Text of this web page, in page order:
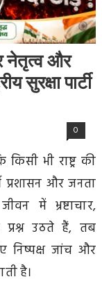
नेतृत्व और
सुरक्षा पार्टी
0
किसी भी राष्ट्र की
प्रशासन और जनता
में भ्रष्टाचार,
उठते हैं, तब
निष्पक्ष जांच और
है।